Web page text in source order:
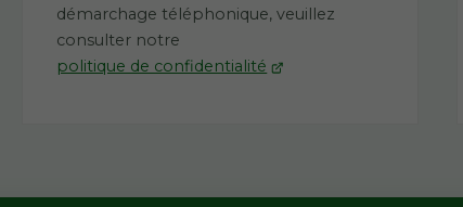
démarchage téléphonique, veuillez
consulter notre
politique de confidentialité